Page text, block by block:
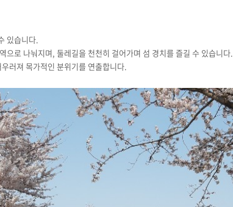
있습니다.
으로 나눠지며, 둘레길을 천천히 걸어가며 섬 경치를 즐길 수 있습니다.
러져 목가적인 분위기를 연출합니다.